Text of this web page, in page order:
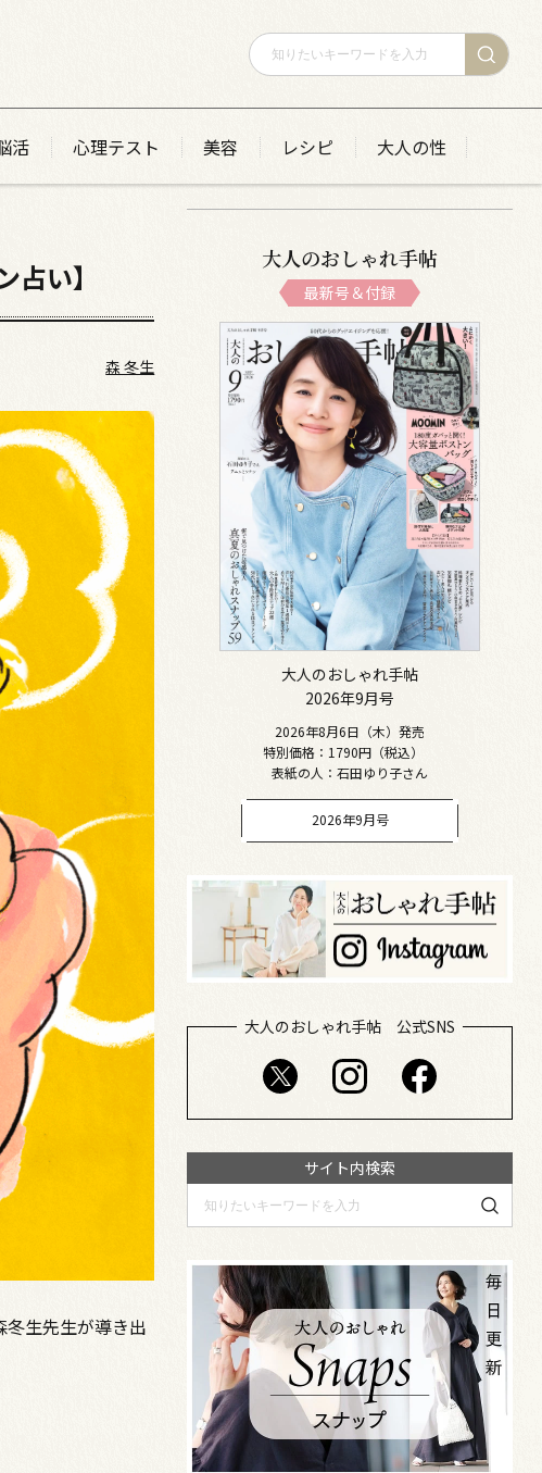
活 心理テスト 美容 レシピ 大人の性
い】
森 冬生
生先生が導き出
大人のおしゃれ手帖
最新号＆付録
大人のおしゃれ手帖
2026年9月号
2026年8月6日（木）発売
特別価格：1790円（税込）
表紙の人：石田ゆり子さん
2026年9月号
大人のおしゃれ手帖 公式SNS
サイト内検索